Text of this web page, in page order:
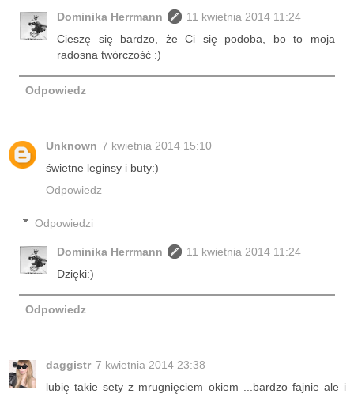
Dominika Herrmann
11 kwietnia 2014 11:24
Cieszę się bardzo, że Ci się podoba, bo to moja
radosna twórczość :)
Odpowiedz
Unknown 7 kwietnia 2014 15:10
świetne leginsy i buty:)
Odpowiedz
Odpowiedzi
Dominika Herrmann
11 kwietnia 2014 11:24
Dzięki:)
Odpowiedz
daggistr 7 kwietnia 2014 23:38
lubię takie sety z mrugnięciem okiem ...bardzo fajnie ale i